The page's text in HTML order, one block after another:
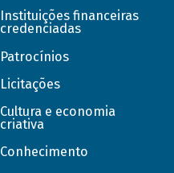
Instituições financeiras
credenciadas
Patrocínios
Licitações
Cultura e economia
criativa
Conhecimento